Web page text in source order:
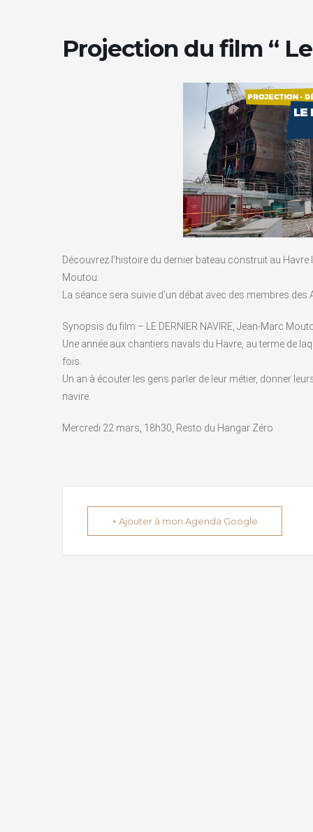
Projection du film “
Découvrez l’histoire du dernier bateau construit au
Moutou.
La séance sera suivie d’un débat avec des membres
Synopsis du film – LE DERNIER NAVIRE, Jean-Marc
Une année aux chantiers navals du Havre, au terme de
fois.
Un an à écouter les gens parler de leur métier, donner
navire.
Mercredi 22 mars, 18h30, Resto du Hangar Zéro
+ Ajouter à mon Agenda Google